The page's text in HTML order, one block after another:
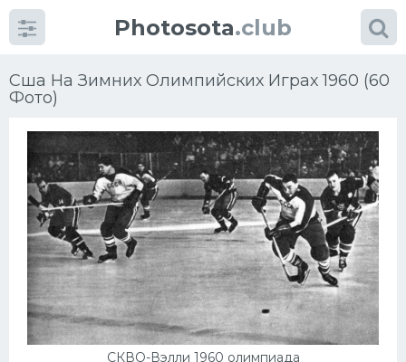
Photosota.club
Сша На Зимних Олимпийских Играх 1960 (60
Фото)
СКВО-Вэлли 1960 олимпиада
КатегорииФото
Еще картинки...
Футбол
Баскетбол